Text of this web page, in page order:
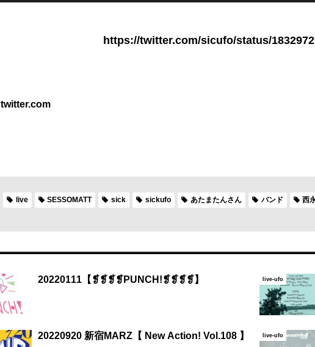
https://twitter.com/sicufo/status/
twitter.com
live SESSOMATT sick sickufo あたまたんさん バンド 西
20220111【❡❡❡❡PUNCH!❡❡❡❡】 live-ufo
20220920 新宿MARZ【 New Action! Vol.108 】 live-ufo